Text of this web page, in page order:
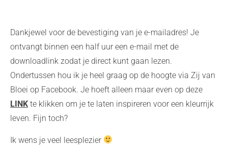
Dankjewel voor de bevestiging van je e-mailadres! Je
ontvangt binnen een half uur een e-mail met de
downloadlink zodat je direct kunt gaan lezen.
Ondertussen hou ik je heel graag op de hoogte via Zij van
Bloei op Facebook. Je hoeft alleen maar even op deze
LINK te klikken om je te laten inspireren voor een kleurrijk
leven. Fijn toch?
Ik wens je veel leesplezier